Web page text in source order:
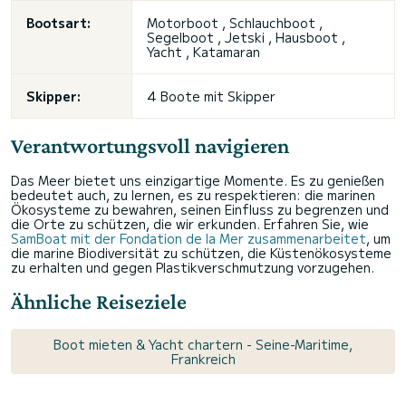
Bootsart:
Motorboot , Schlauchboot ,
Segelboot , Jetski , Hausboot ,
Yacht , Katamaran
Skipper: 4 Boote mit Skipper
Verantwortungsvoll navigieren
Das Meer bietet uns einzigartige Momente. Es zu genießen
bedeutet auch, zu lernen, es zu respektieren: die marinen
Ökosysteme zu bewahren, seinen Einfluss zu begrenzen und
die Orte zu schützen, die wir erkunden. Erfahren Sie, wie
SamBoat mit der Fondation de la Mer zusammenarbeitet, um
die marine Biodiversität zu schützen, die Küstenökosysteme
zu erhalten und gegen Plastikverschmutzung vorzugehen.
Ähnliche Reiseziele
Boot mieten & Yacht chartern - Seine-Maritime,
Frankreich